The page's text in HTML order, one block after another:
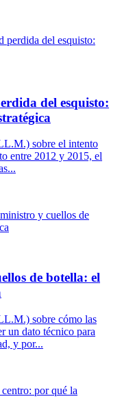
perdida del esquisto:
del esquisto:
sobre el intento
entre 2012 y 2015, el
y cuellos de
de botella: el
sobre cómo las
un dato técnico para
y por...
por qué la